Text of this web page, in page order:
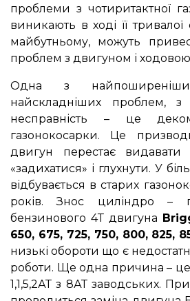
проблеми з чотиритактної
виникають в ході її тривалої
майбутньому, можуть
проблем з двигуном і
Одна з
найскладніших проблем, з
несправність – це
газонокосарки. Це
двигун перестає видавати
«задихатися» і глухнути. У
відбувається в старих
років. Знос циліндро –
бензинового 4Т двигуна
650, 675, 725, 750, 800, 825,
низькі обороти що є
роботи. Ще одна причина –
1,1,5,2АТ з 8АТ заводських.